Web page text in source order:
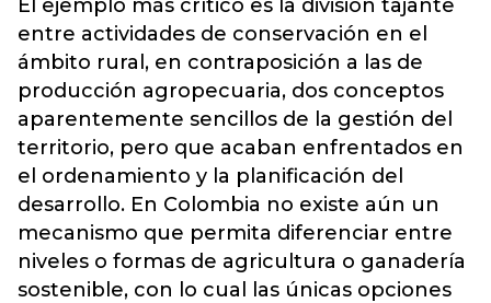
El ejemplo más crítico es la división tajante
entre actividades de conservación en el
ámbito rural, en contraposición a las de
producción agropecuaria, dos conceptos
aparentemente sencillos de la gestión del
territorio, pero que acaban enfrentados en
el ordenamiento y la planificación del
desarrollo. En Colombia no existe aún un
mecanismo que permita diferenciar entre
niveles o formas de agricultura o ganadería
sostenible, con lo cual las únicas opciones